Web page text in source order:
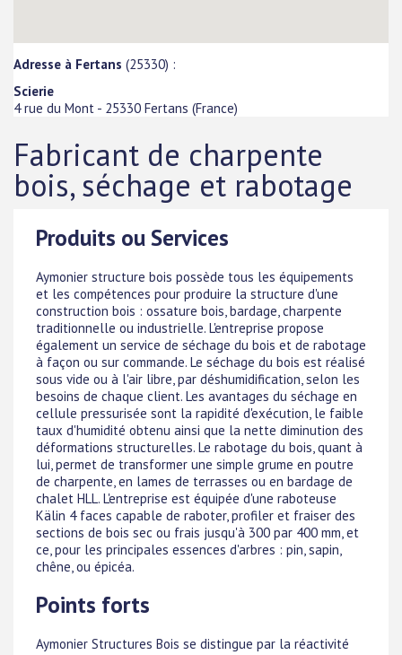
Adresse à Fertans (25330) :
Scierie
4 rue du Mont - 25330 Fertans (France)
Fabricant de charpente
bois, séchage et rabotage
Produits ou Services
Aymonier structure bois possède tous les équipements
et les compétences pour produire la structure d'une
construction bois : ossature bois, bardage, charpente
traditionnelle ou industrielle. L'entreprise propose
également un service de séchage du bois et de rabotage
à façon ou sur commande. Le séchage du bois est réalisé
sous vide ou à l'air libre, par déshumidification, selon les
besoins de chaque client. Les avantages du séchage en
cellule pressurisée sont la rapidité d'exécution, le faible
taux d'humidité obtenu ainsi que la nette diminution des
déformations structurelles. Le rabotage du bois, quant à
lui, permet de transformer une simple grume en poutre
de charpente, en lames de terrasses ou en bardage de
chalet HLL. L'entreprise est équipée d'une raboteuse
Kälin 4 faces capable de raboter, profiler et fraiser des
sections de bois sec ou frais jusqu'à 300 par 400 mm, et
ce, pour les principales essences d'arbres : pin, sapin,
chêne, ou épicéa.
Points forts
Aymonier Structures Bois se distingue par la réactivité